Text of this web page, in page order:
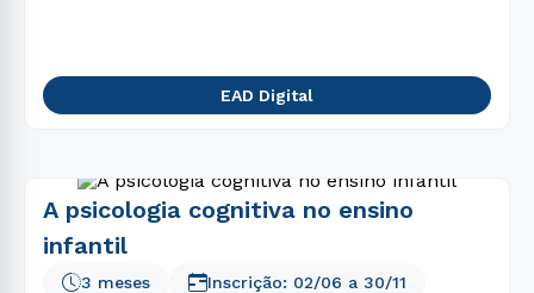
EAD Digital
A psicologia cognitiva no ensino
infantil
3 meses
Inscrição: 02/06 a 30/11